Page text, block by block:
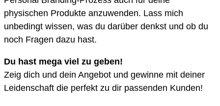
physischen Produkte anzuwenden. Lass mich
unbedingt wissen, was du darüber denkst und ob du
noch Fragen dazu hast.
Du hast mega viel zu geben!
Zeig dich und dein Angebot und gewinne mit deiner
Leidenschaft die perfekt zu dir passenden Kunden!